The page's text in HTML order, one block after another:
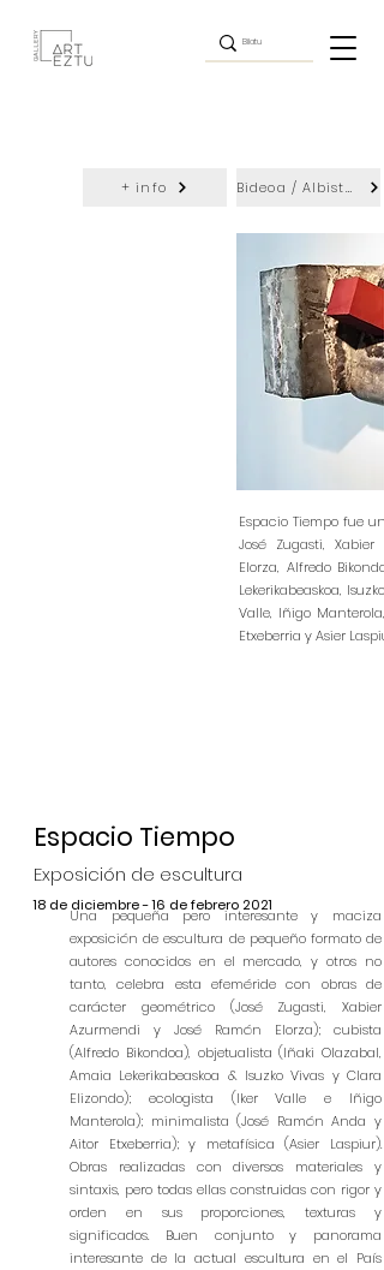
+ info Bideoa / Albisteak
Espacio Tiempo fue
José Zugasti,
Elorza, Alfredo
Lekerikabeaskoa,
Valle, Iñigo
Etxeberria y Asier
Espacio Tiempo
Exposición de escultura
18 de diciembre - 16 de febrero 2021
Una pequeña pero interesante y maciza
exposición de escultura de pequeño formato de
autores conocidos en el mercado, y otros no
tanto, celebra esta efeméride con obras de
carácter geométrico (José Zugasti, Xabier
Azurmendi y José Ramón Elorza); cubista
(Alfredo Bikondoa), objetualista (Iñaki Olazabal,
Amaia Lekerikabeaskoa & Isuzko Vivas y Clara
Elizondo); ecologista (Iker Valle e Iñigo
Manterola); minimalista (José Ramón Anda y
Aitor Etxeberria); y metafísica (Asier Laspiur).
Obras realizadas con diversos materiales y
sintaxis, pero todas ellas construidas con rigor y
orden en sus proporciones, texturas y
significados. Buen conjunto y panorama
interesante de la actual escultura en el País